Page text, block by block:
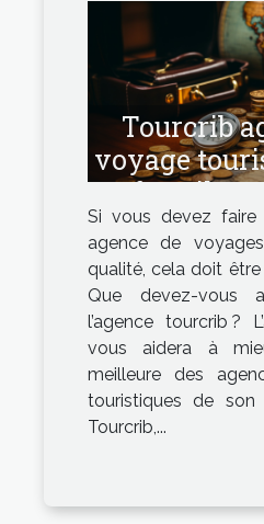
Tourcrib
voyage
faut-il en
Si vous devez faire
agence de
qualité, cela doit être
Que devez-vous
l’agence tourcrib ?
vous aidera à
meilleure des
touristiques de son
Tourcrib,...